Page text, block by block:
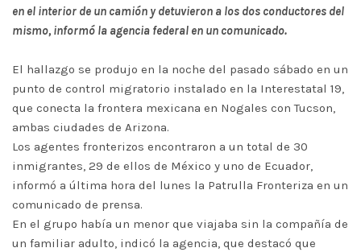
en el interior de un camión y detuvieron a los dos conductores del
mismo, informó la agencia federal en un comunicado.
El hallazgo se produjo en la noche del pasado sábado en un
punto de control migratorio instalado en la Interestatal 19,
que conecta la frontera mexicana en Nogales con Tucson,
ambas ciudades de Arizona.
Los agentes fronterizos encontraron a un total de 30
inmigrantes, 29 de ellos de México y uno de Ecuador,
informó a última hora del lunes la Patrulla Fronteriza en un
comunicado de prensa.
En el grupo había un menor que viajaba sin la compañía de
un familiar adulto, indicó la agencia, que destacó que